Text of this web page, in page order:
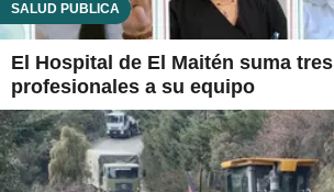
SALUD PÚBLICA
El Hospital de El Maitén suma tres
profesionales a su equipo